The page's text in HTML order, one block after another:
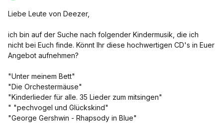
Liebe Leute von Deezer,
ich bin auf der Suche nach folgender Kindermusik, die ich
nicht bei Euch finde. Könnt Ihr diese hochwertigen CD's in Euer
Angebot aufnehmen?
"Unter meinem Bett"
"Die Orchestermäuse"
"Kinderlieder für alle. 35 Lieder zum mitsingen"
" "pechvogel und Glückskind"
"George Gershwin - Rhapsody in Blue"